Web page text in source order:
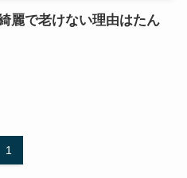
麗で老けない理由はたん
1